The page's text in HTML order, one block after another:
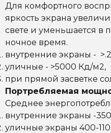
Для комфортного
яркость экрана
свете и уменьшается в
ночное время.
внутренние экраны -
уличные - >5000 Кд/м2,
при прямой засветке
Портребляемая
Среднее
внутренние экраны -
уличные экраны 400-